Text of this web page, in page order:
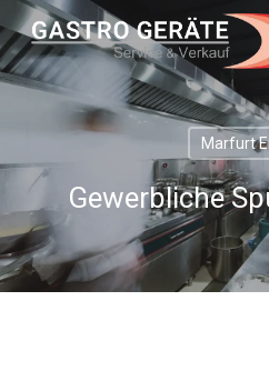
Skip
to
main
content
Marfurt
Gewerbliche